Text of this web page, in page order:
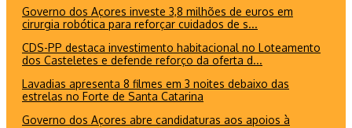
Governo dos Açores investe 3,8 milhões de euros em
cirurgia robótica para reforçar cuidados de s...
CDS-PP destaca investimento habitacional no Loteamento
dos Casteletes e defende reforço da oferta d...
Lavadias apresenta 8 filmes em 3 noites debaixo das
estrelas no Forte de Santa Catarina
Governo dos Açores abre candidaturas aos apoios à